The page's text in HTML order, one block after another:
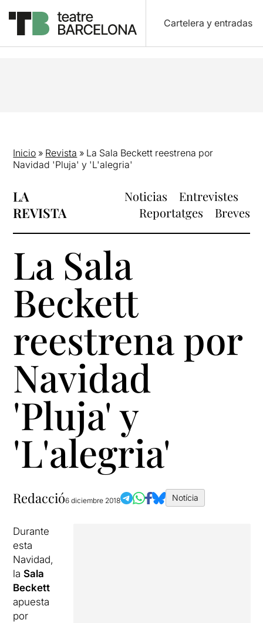
Cartelera y entradas
Inicio » Revista » La Sala Beckett reestrena por
Navidad 'Pluja' y 'L'alegria'
LA
REVISTA
Noticias
Entrevistes
Reportatges
Breves
La Sala
Beckett
reestrena por
Navidad
'Pluja' y
'L'alegria'
Redacció6 diciembre 2018 Notícia
Durante
esta
Navidad,
laSala
Beckett
apuesta
por